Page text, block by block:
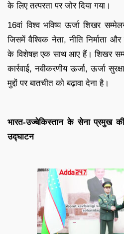
के लिए तत्परता पर जोर दिया गया।
16वां विश्व भविष्य ऊर्जा शिखर
जिसमें वैश्विक नेता, नीति निर्माता
के विशेषज्ञ एक साथ आए हैं। शिखर
कार्रवाई, नवीकरणीय ऊर्जा, ऊर्जा
मुद्दों पर बातचीत को बढ़ावा देना है।
भारत-उज्बेकिस्तान के सेना प्रमुख
उद्घाटन